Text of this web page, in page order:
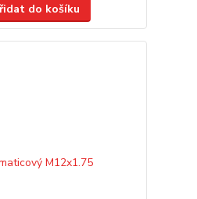
do košíku